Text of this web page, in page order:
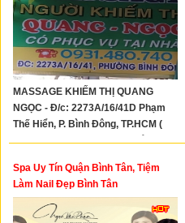
MASSAGE KHIẾM THỊ QUANG
NGỌC - Đ/c: 2273A/16/41D Phạm
Thế Hiển, P. Bình Đông, TP.HCM (
2273A/16/41D Phạm Thế Hiển, P. 6,
Spa Uy Tín Quận Bình Tân, Tiệm
Làm Nail Đẹp Bình Tân